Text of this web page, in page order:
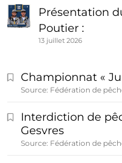
Présentation
Poutier :
13 juillet 2026
Championnat «
Source: Fédération de
Interdiction de
Gesvres
Source: Fédération de